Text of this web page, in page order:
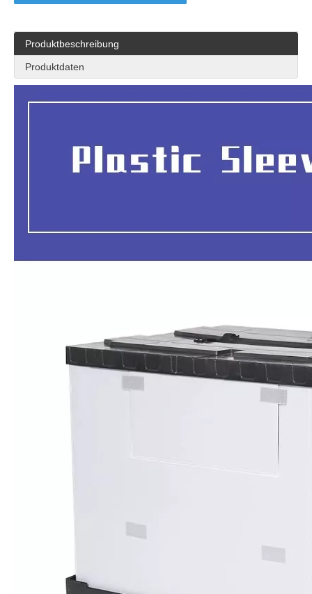
Produktbeschreibung
Produktdaten